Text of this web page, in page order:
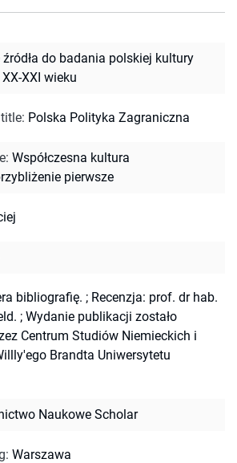
do badania polskiej kultury
XXI wieku
: Polska Polityka Zagraniczna
: Współczesna kultura
pierwsze
bibliografię. ; Recenzja: prof. dr hab.
; Wydanie publikacji zostało
Centrum Studiów Niemieckich i
Brandta Uniwersytetu
Naukowe Scholar
: Warszawa